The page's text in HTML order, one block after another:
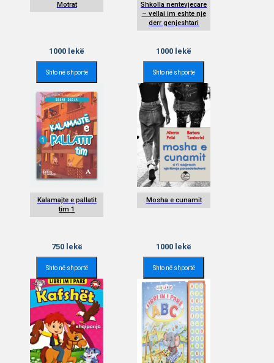
Motrat
1000 lekë
Shto në shportë
Shkolla nentevjecare
– vellai im eshte nje
derr genjeshtari
1000 lekë
Shto në shportë
Kalamajte e pallatit
tim 1
750lekë
Shto në shportë
Mosha e cunamit
1000 lekë
Shto në shportë